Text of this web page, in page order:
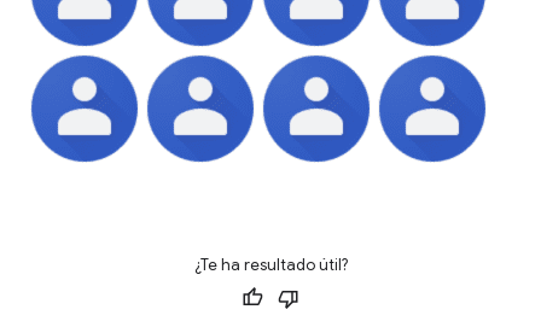
¿Te ha resultado útil?